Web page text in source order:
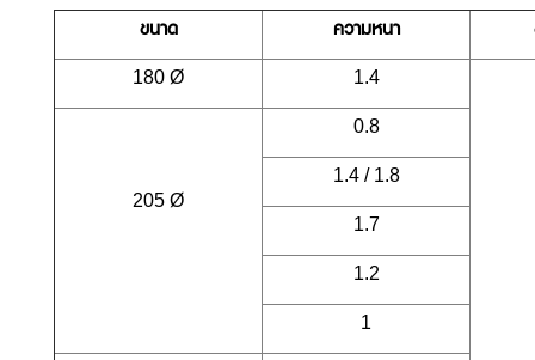
ขนาด ความหนา
180 Ø 1.4
205 Ø
0.8
1.4 / 1.8
1.7
1.2
1